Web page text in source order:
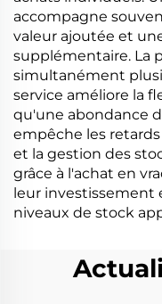
accompagne
valeur ajoutée et
supplémentaire. La
simultanément
service améliore la
qu'une abondance
empêche les
et la gestion des
grâce à l'achat en
leur investissement
niveaux de stock